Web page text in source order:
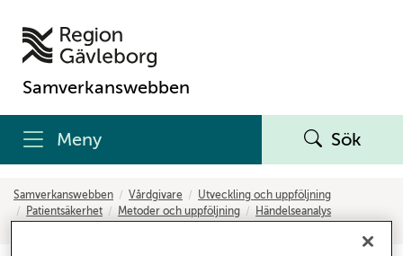
Samverkanswebben
Meny Sök
Samverkanswebben Vårdgivare
Utveckling och uppföljning
Patientsäkerhet
Metoder och uppföljning
Händelseanalys